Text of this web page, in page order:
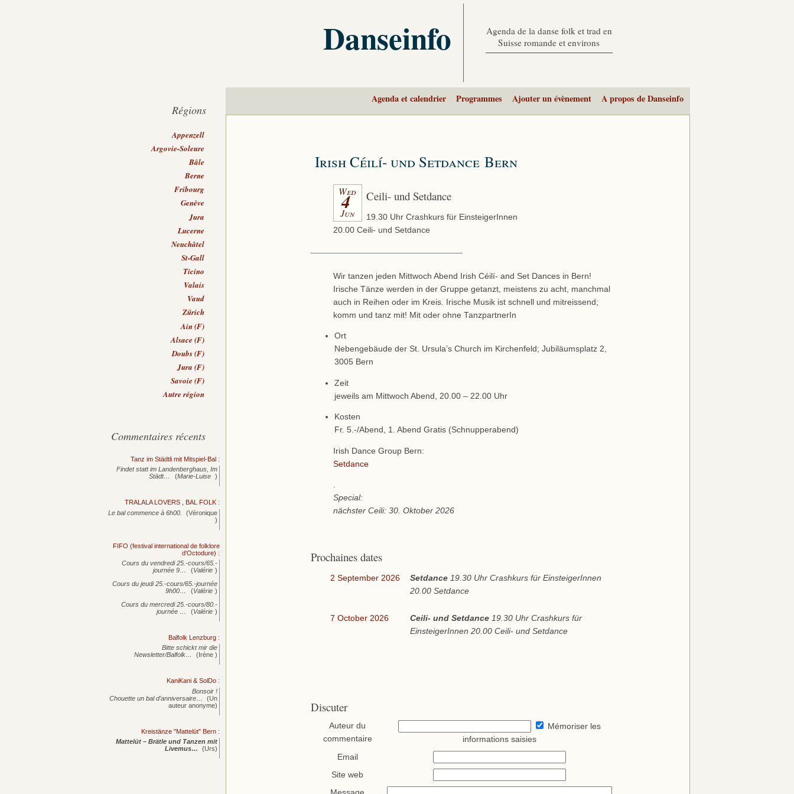
Danseinfo
Agenda de la danse folk et trad en
Suisse romande et environs
Agenda et calendrier Programmes Ajouter un évènement A propos de Danseinfo
Irish Céilí- und Setdance Bern
Wed
4
Jun
Ceili- und Setdance
19.30 Uhr Crashkurs für EinsteigerInnen
20.00 Ceili- und Setdance
Wir tanzen jeden Mittwoch Abend Irish Céilí- and Set Dances in Bern!
Irische Tänze werden in der Gruppe getanzt, meistens zu acht, manchmal
auch in Reihen oder im Kreis. Irische Musik ist schnell und mitreissend;
komm und tanz mit! Mit oder ohne TanzpartnerIn
Ort
Nebengebäude der St. Ursula’s Church im Kirchenfeld; Jubiläumsplatz 2,
3005 Bern
Zeit
jeweils am Mittwoch Abend, 20.00 – 22.00 Uhr
Kosten
Fr. 5.-/Abend, 1. Abend Gratis (Schnupperabend)
Irish Dance Group Bern:
Setdance
.
Special:
nächster Ceili: 30. Oktober 2026
Prochaines dates
2 September 2026 Setdance 19.30 Uhr Crashkurs für EinsteigerInnen
20.00 Setdance
7 October 2026 Ceili- und Setdance 19.30 Uhr Crashkurs für
EinsteigerInnen 20.00 Ceili- und Setdance
Discuter
Auteur du
commentaire
Mémoriser les
informations saisies
Email
Site web
Régions
Appenzell
Argovie-Soleure
Bâle
Berne
Fribourg
Genève
Jura
Lucerne
Neuchâtel
St-Gall
Ticino
Valais
Vaud
Zürich
Ain (F)
Alsace (F)
Doubs (F)
Jura (F)
Savoie (F)
Autre région
Commentaires récents
Tanz im Städtli mit Mitspiel-Bal :
Findet statt im Landenberghaus, Im
Städt…
(Marie-Luise )
TRALALA LOVERS , BAL FOLK :
Le bal commence à 6h00.
(Véronique
)
FIFO (festival international de folklore
d'Octodure) :
Cours du vendredi 25.-cours/65.-
journée 9… (Valérie )
Cours du jeudi 25.-cours/65.-journée
9h00…
(Valérie )
Cours du mercredi 25.-cours/80.-
journée … (Valérie )
Balfolk Lenzburg :
Bitte schickt mir die
Newsletter/Balfolk…
(Irène )
KaniKani & SolDo :
Bonsoir !
Chouette un bal d’anniversaire…
(Un
auteur anonyme)
Kreistänze "Mattelüt" Bern :
Mattelüt – Brätle und Tanzen mit
Livemus…
(Urs)